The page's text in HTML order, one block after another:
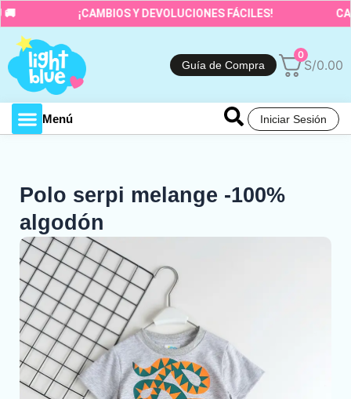
Ir
al
contenido
¡CAMBIOS Y DEVOLUCIONES FÁCILES!
Guía de Compra
0
S/0.00
Menú Iniciar Sesión
Polo serpi melange -100%
algodón